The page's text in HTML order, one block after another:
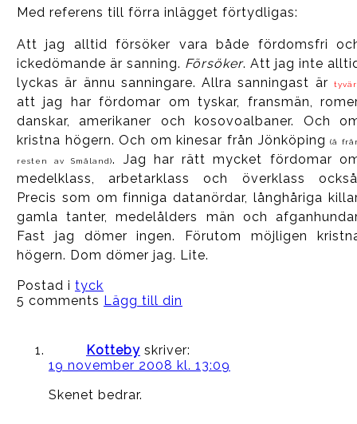
Med referens till förra inlägget förtydligas:
Att jag alltid försöker vara både fördomsfri
ickedömande är sanning. Försöker. Att jag inte
lyckas är ännu sanningare. Allra sanningast är
att jag har fördomar om tyskar, fransmän,
danskar, amerikaner och kosovoalbaner. Och
kristna högern. Och om kinesar från Jönköping(å
resten av Småland). Jag har rätt mycket fördomar
medelklass, arbetarklass och överklass
Precis som om finniga datanördar, långhåriga
gamla tanter, medelålders män och
Fast jag dömer ingen. Förutom möjligen
högern. Dom dömer jag. Lite.
Postad i tyck
5 comments Lägg till din
Kotteby skriver:
19 november 2008 kl. 13:09
Skenet bedrar.